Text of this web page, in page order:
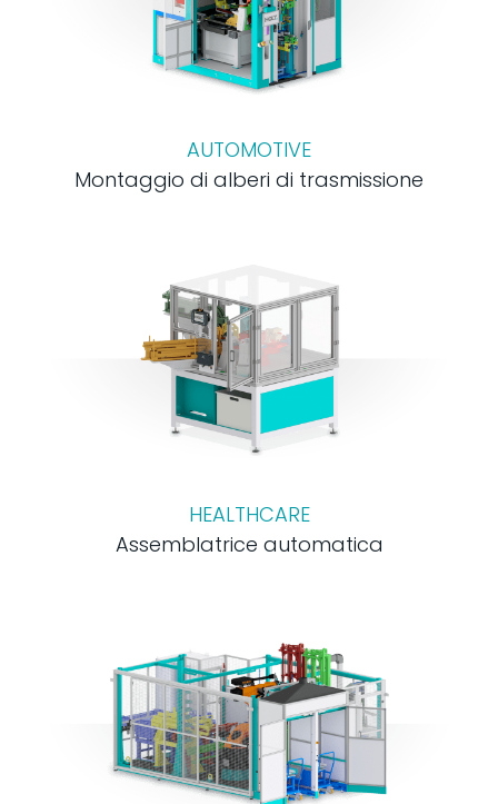
AUTOMOTIVE
Montaggio di alberi di trasmissione
HEALTHCARE
Assemblatrice automatica